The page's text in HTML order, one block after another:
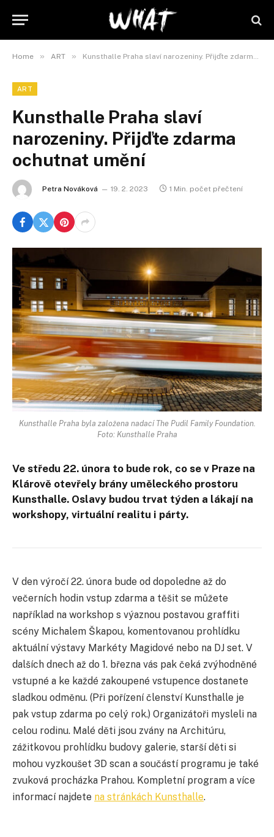
Home » ART » Kunsthalle Praha slaví narozeniny. Přijďte zdarma ochutnat umění
ART
Kunsthalle Praha slaví
narozeniny. Přijďte zdarma
ochutnat umění
Petra Nováková 19. 2. 2023 1 Min. počet přečtení
Kunsthalle Praha byla založena nadací The Pudil Family Foundation.
Foto: Kunsthalle Praha
Ve středu 22. února to bude rok, co se v Praze na
Klárově otevřely brány uměleckého prostoru
Kunsthalle. Oslavy budou trvat týden a lákají na
workshopy, virtuální realitu i párty.
V den výročí 22. února bude od dopoledne až do
večerních hodin vstup zdarma a těšit se můžete
například na workshop s výaznou postavou graffiti
scény Michalem Škapou, komentovanou prohlídku
aktuální výstavy Markéty Magidové nebo na DJ set. V
dalších dnech až do 1. března vás pak čeká zvýhodněné
vstupné a ke každé zakoupené vstupence dostanete
sladkou odměnu. (Při pořízení členství Kunsthalle je
pak vstup zdarma po celý rok.) Organizátoři mysleli na
celou rodinu. Malé děti jsou zvány na Architúru,
zážitkovou prohlídku budovy galerie, starší děti si
mohou vyzkoušet 3D scan a součástí programu je také
zvuková procházka Prahou. Kompletní program a více
informací najdete na stránkách Kunsthalle.